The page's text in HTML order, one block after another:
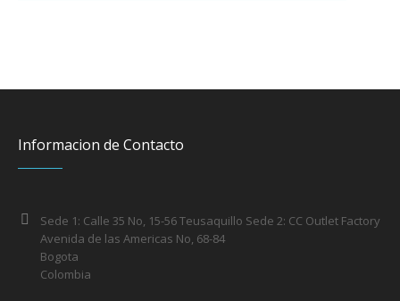
Informacion de Contacto
Sede 1: Calle 35 No, 15-56 Teusaquillo Sede 2: CC Outlet Factory
Avenida de las Americas No, 68-84
Bogota
Colombia